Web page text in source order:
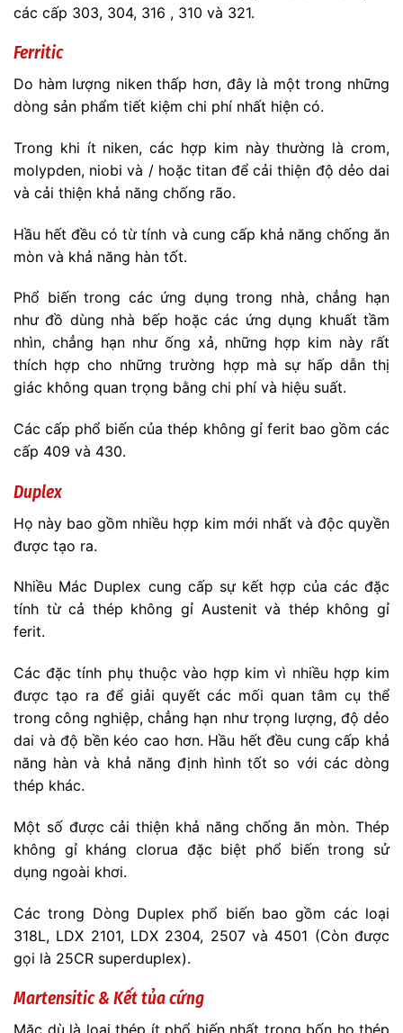
các cấp 303, 304, 316 , 310 và 321.
Ferritic
Do hàm lượng niken thấp hơn, đây là một trong những
dòng sản phẩm tiết kiệm chi phí nhất hiện có.
Trong khi ít niken, các hợp kim này thường là crom,
molypden, niobi và / hoặc titan để cải thiện độ dẻo dai
và cải thiện khả năng chống rão.
Hầu hết đều có từ tính và cung cấp khả năng chống ăn
mòn và khả năng hàn tốt.
Phổ biến trong các ứng dụng trong nhà, chẳng hạn
như đồ dùng nhà bếp hoặc các ứng dụng khuất tầm
nhìn, chẳng hạn như ống xả, những hợp kim này rất
thích hợp cho những trường hợp mà sự hấp dẫn thị
giác không quan trọng bằng chi phí và hiệu suất.
Các cấp phổ biến của thép không gỉ ferit bao gồm các
cấp 409 và 430.
Duplex
Họ này bao gồm nhiều hợp kim mới nhất và độc quyền
được tạo ra.
Nhiều Mác Duplex cung cấp sự kết hợp của các đặc
tính từ cả thép không gỉ Austenit và thép không gỉ
ferit.
Các đặc tính phụ thuộc vào hợp kim vì nhiều hợp kim
được tạo ra để giải quyết các mối quan tâm cụ thể
trong công nghiệp, chẳng hạn như trọng lượng, độ dẻo
dai và độ bền kéo cao hơn. Hầu hết đều cung cấp khả
năng hàn và khả năng định hình tốt so với các dòng
thép khác.
Một số được cải thiện khả năng chống ăn mòn. Thép
không gỉ kháng clorua đặc biệt phổ biến trong sử
dụng ngoài khơi.
Các trong Dòng Duplex phổ biến bao gồm các loại
318L, LDX 2101, LDX 2304, 2507 và 4501 (Còn được
gọi là 25CR superduplex).
Martensitic & Kết tủa cứng